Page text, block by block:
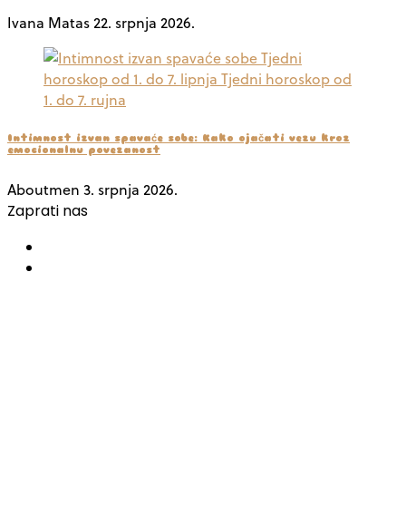
Ivana Matas22. srpnja 2026.
Intimnost izvan spavaće sobe: Kako ojačati vezu kroz
emocionalnu povezanost
Aboutmen 3. srpnja 2026.
Zaprati nas